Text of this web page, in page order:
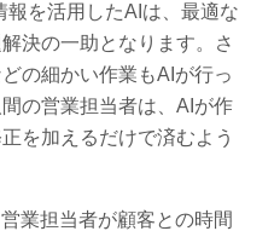
を活用したAIは、最適な
決の一助となります。さ
の細かい作業もAIが行っ
の営業担当者は、AIが作
を加えるだけで済むよう
業担当者が顧客との時間